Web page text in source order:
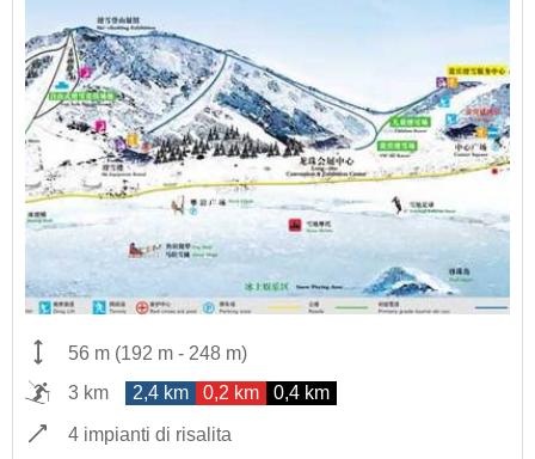
56 m (192 m - 248 m)
3 km
2,4 km 0,2 km 0,4 km
4 impianti di risalita